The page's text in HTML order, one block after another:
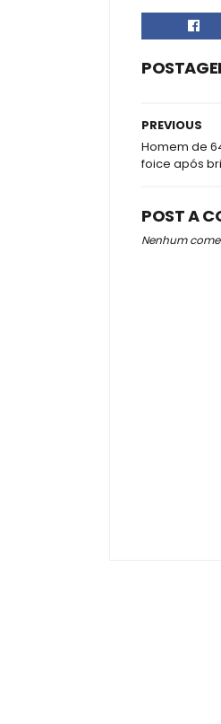
PREVIOUS
Homem de
foice após
POST A
Nenhum